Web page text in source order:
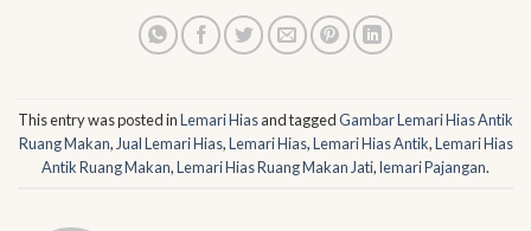
This entry was posted inLemari Hiasand taggedGambar Lemari Hias Antik
Ruang Makan, Jual Lemari Hias,Lemari Hias,Lemari Hias Antik,Lemari Hias
Antik Ruang Makan,Lemari Hias Ruang Makan Jati,lemari Pajangan.